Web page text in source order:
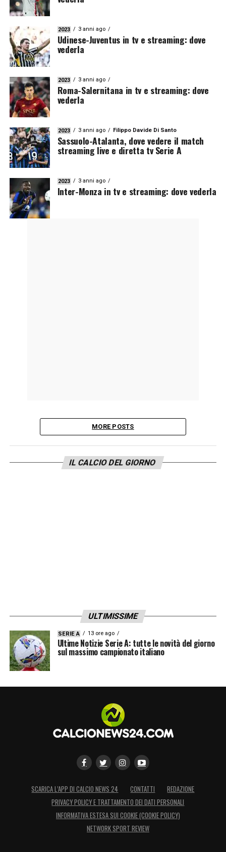
2023 3 anni ago
Udinese-Juventus in tv e streaming: dove
vederla
2023 3 anni ago
Roma-Salernitana in tv e streaming: dove
vederla
2023 3 anni ago Filippo Davide Di Santo
Sassuolo-Atalanta, dove vedere il match
streaming live e diretta tv Serie A
2023 3 anni ago
Inter-Monza in tv e streaming: dove vederla
MORE POSTS
IL CALCIO DEL GIORNO
ULTIMISSIME
SERIE A 13 ore ago
Ultime Notizie Serie A: tutte le novità del giorno
sul massimo campionato italiano
SCARICA L’APP DI CALCIO NEWS 24 CONTATTI
REDAZIONE
PRIVACY POLICY E TRATTAMENTO DEI DATI PERSONALI
INFORMATIVA ESTESA SUI COOKIE (COOKIE POLICY)
NETWORK SPORT REVIEW